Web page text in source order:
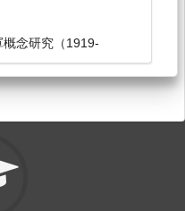
念研究（1919-